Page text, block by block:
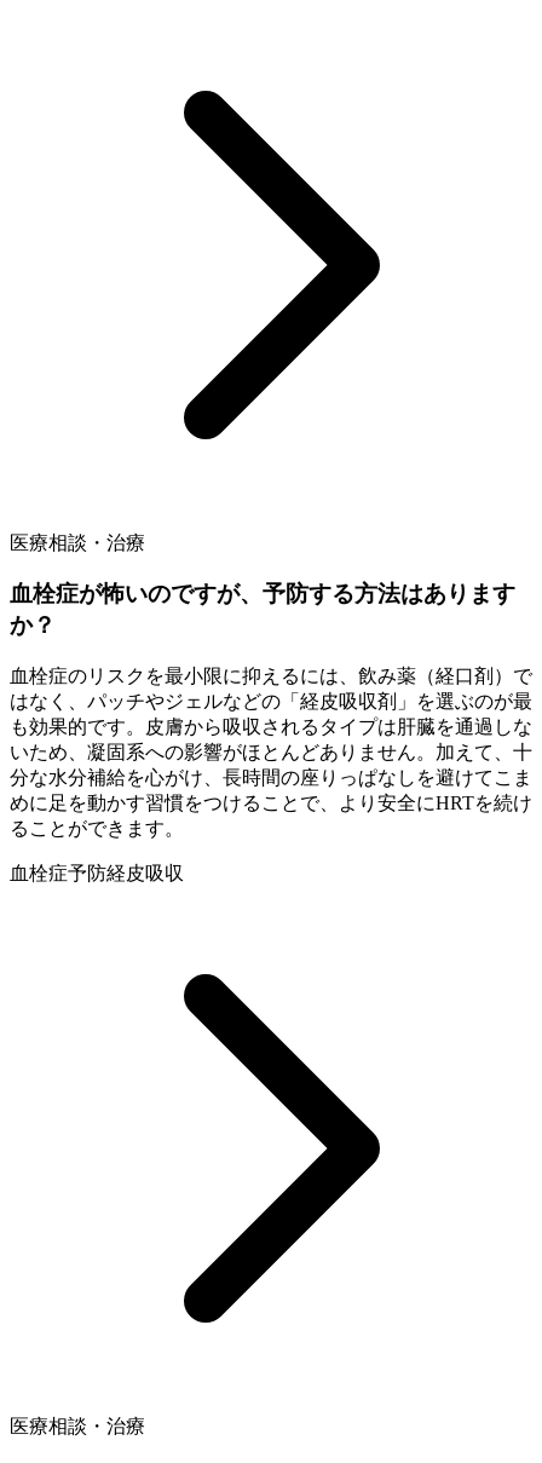
医療相談・治療
血栓症が怖いのですが、予防する方法はあります
か？
血栓症のリスクを最小限に抑えるには、飲み薬（経口剤）で
はなく、パッチやジェルなどの「経皮吸収剤」を選ぶのが最
も効果的です。皮膚から吸収されるタイプは肝臓を通過しな
いため、凝固系への影響がほとんどありません。加えて、十
分な水分補給を心がけ、長時間の座りっぱなしを避けてこま
めに足を動かす習慣をつけることで、より安全にHRTを続け
ることができます。
血栓症予防経皮吸収
医療相談・治療